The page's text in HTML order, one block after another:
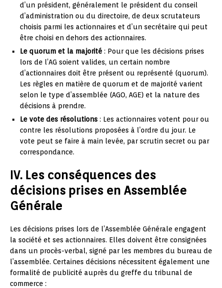
d’un président, généralement le président du conseil
d’administration ou du directoire, de deux scrutateurs
choisis parmi les actionnaires et d’un secrétaire qui peut
être choisi en dehors des actionnaires.
Le quorum et la majorité : Pour que les décisions prises
lors de l’AG soient valides, un certain nombre
d’actionnaires doit être présent ou représenté (quorum).
Les règles en matière de quorum et de majorité varient
selon le type d’assemblée (AGO, AGE) et la nature des
décisions à prendre.
Le vote des résolutions : Les actionnaires votent pour ou
contre les résolutions proposées à l’ordre du jour. Le
vote peut se faire à main levée, par scrutin secret ou par
correspondance.
IV. Les conséquences des
décisions prises en Assemblée
Générale
Les décisions prises lors de l’Assemblée Générale engagent
la société et ses actionnaires. Elles doivent être consignées
dans un procès-verbal, signé par les membres du bureau de
l’assemblée. Certaines décisions nécessitent également une
formalité de publicité auprès du greffe du tribunal de
commerce :